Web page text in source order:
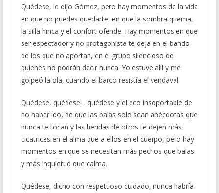
Quédese, le dijo Gómez, pero hay momentos de la vida
en que no puedes quedarte, en que la sombra quema,
la silla hinca y el confort ofende. Hay momentos en que
ser espectador y no protagonista te deja en el bando
de los que no aportan, en el grupo silencioso de
quienes no podrán decir nunca: Yo estuve allí y me
golpeó la ola, cuando el barco resistía el vendaval.
Quédese, quédese… quédese y el eco insoportable de
no haber ido, de que las balas solo sean anécdotas que
nunca te tocan y las heridas de otros te dejen más
cicatrices en el alma que a ellos en el cuerpo, pero hay
momentos en que se necesitan más pechos que balas
y más inquietud que calma.
Quédese, dicho con respetuoso cuidado, nunca habría